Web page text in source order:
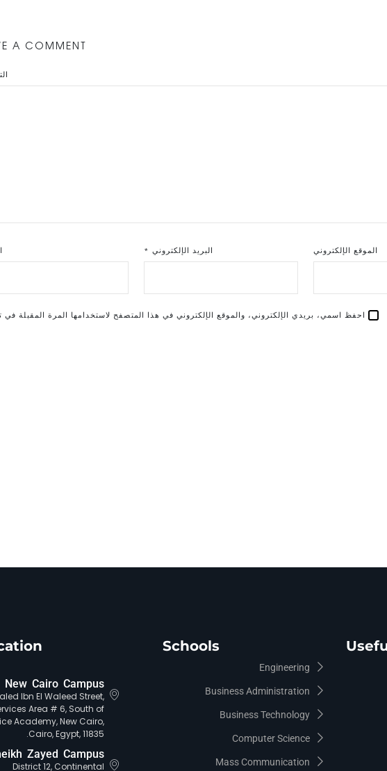
A COMMENT
البريد الإلكتروني * الموقع الإلكتروني
احفظ اسمي، بريدي الإلكتروني، والموقع الإلكتروني في هذا المتصفح لاستخدامها المرة المقبلة في
Schools
Engineering
Business Administration
Business Technology
Computer Science
Mass Communication
New Cairo Campus
Ibn El Waleed Street,
Area # 6, South of
Academy, New Cairo,
Cairo, Egypt, 11835.
Zayed Campus
District 12, Continental